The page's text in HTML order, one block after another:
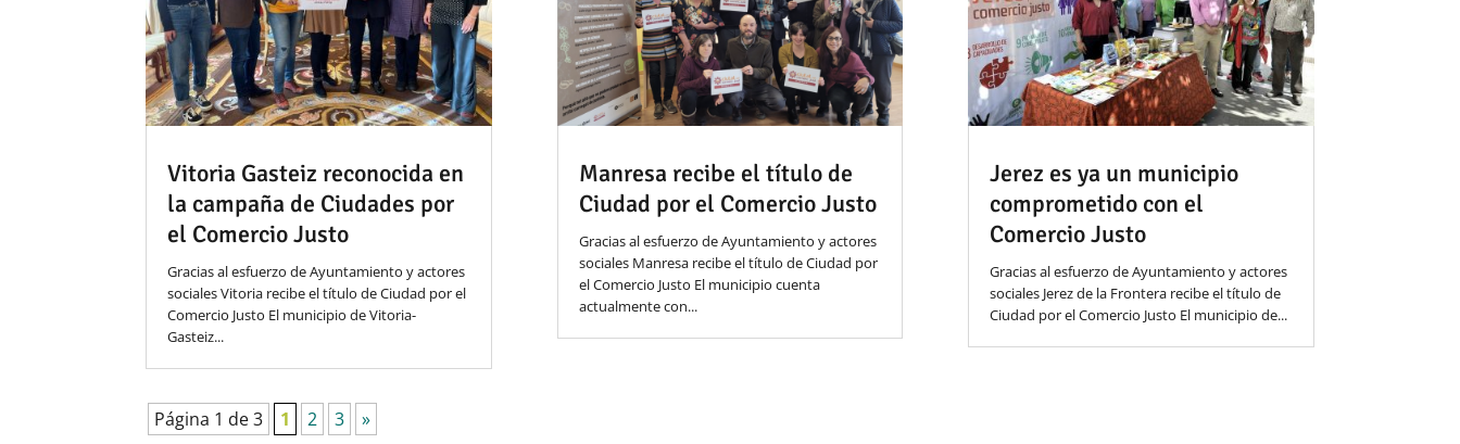
Vitoria Gasteiz reconocida en
la campaña de Ciudades por
el Comercio Justo
Gracias al esfuerzo de Ayuntamiento y actores
sociales Vitoria recibe el título de Ciudad por el
Comercio Justo El municipio de Vitoria-
Gasteiz...
Manresa recibe el título de
Ciudad por el Comercio Justo
Gracias al esfuerzo de Ayuntamiento y actores
sociales Manresa recibe el título de Ciudad por
el Comercio Justo El municipio cuenta
actualmente con...
Jerez es ya un municipio
comprometido con el
Comercio Justo
Gracias al esfuerzo de Ayuntamiento y actores
sociales Jerez de la Frontera recibe el título de
Ciudad por el Comercio Justo El municipio de...
Página 1 de 3 1 2 3 »